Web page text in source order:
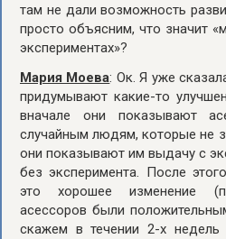
там не дали возможность
просто объясним, что значит
экспериментах»?
Мария Моева: Ок. Я уже
придумывают какие-то
вначале они показывают
случайным людям, которые не
они показывают им выдачу с
без эксперимента. После
это хорошее изменение
асессоров были
скажем в течении 2-х недель